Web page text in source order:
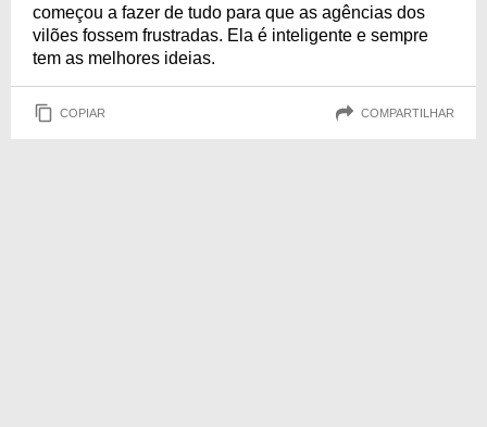
começou a fazer de tudo para que as agências dos
vilões fossem frustradas. Ela é inteligente e sempre
tem as melhores ideias.
COPIAR COMPARTILHAR